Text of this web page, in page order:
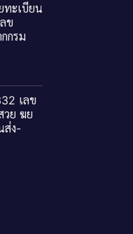
ทะเบียน
ข
กรม
เลข
วย ฆย
ส่ง-